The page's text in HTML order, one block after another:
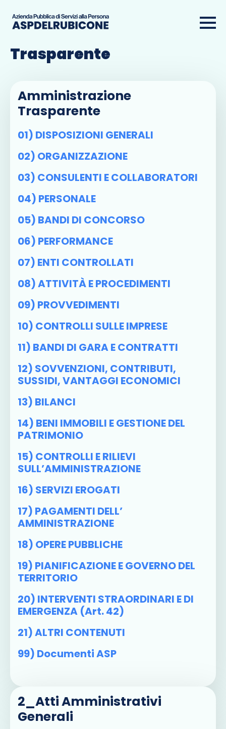
Amministrazione
Trasparente
Amministrazione
Trasparente
01) DISPOSIZIONI GENERALI
02) ORGANIZZAZIONE
03) CONSULENTI E COLLABORATORI
04) PERSONALE
05) BANDI DI CONCORSO
06) PERFORMANCE
07) ENTI CONTROLLATI
08) ATTIVITÀ E PROCEDIMENTI
09) PROVVEDIMENTI
10) CONTROLLI SULLE IMPRESE
11) BANDI DI GARA E CONTRATTI
12) SOVVENZIONI, CONTRIBUTI,
SUSSIDI, VANTAGGI ECONOMICI
13) BILANCI
14) BENI IMMOBILI E GESTIONE DEL
PATRIMONIO
15) CONTROLLI E RILIEVI
SULL’AMMINISTRAZIONE
16) SERVIZI EROGATI
17) PAGAMENTI DELL’
AMMINISTRAZIONE
18) OPERE PUBBLICHE
19) PIANIFICAZIONE E GOVERNO DEL
TERRITORIO
20) INTERVENTI STRAORDINARI E DI
EMERGENZA (art. 42)
21) ALTRI CONTENUTI
99) Documenti ASP
2_Atti Amministrativi
Generali